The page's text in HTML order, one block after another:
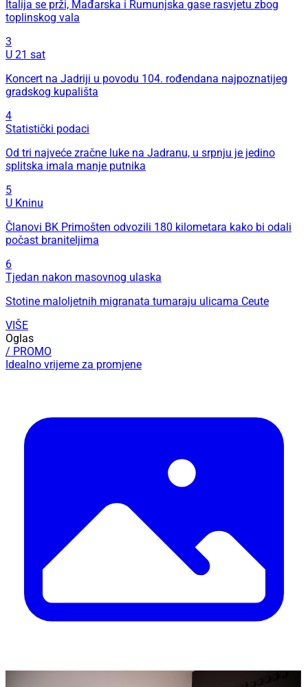
Italija se prži, Mađarska i Rumunjska gase rasvjetu zbog
toplinskog vala
3
U 21 sat
Koncert na Jadriji u povodu 104. rođendana najpoznatijeg
gradskog kupališta
4
Statistički podaci
Od tri najveće zračne luke na Jadranu, u srpnju je jedino
splitska imala manje putnika
5
U Kninu
Članovi BK Primošten odvozili 180 kilometara kako bi odali
počast braniteljima
6
Tjedan nakon masovnog ulaska
Stotine maloljetnih migranata tumaraju ulicama Ceute
VIŠE
Oglas
/ PROMO
Idealno vrijeme za promjene